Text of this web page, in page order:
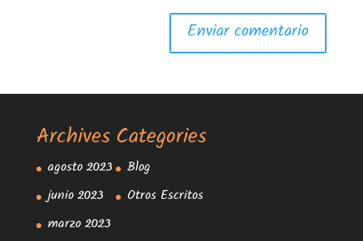
Archives
agosto 2023
junio 2023
marzo 2023
Categories
Blog
Otros Escritos